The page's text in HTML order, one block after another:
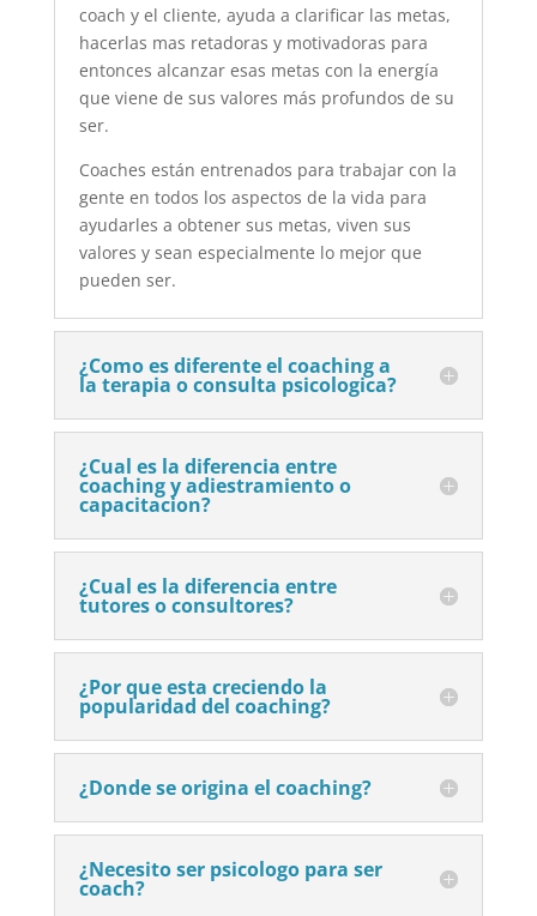
coach y el cliente, ayuda a clarificar las metas,
hacerlas mas retadoras y motivadoras para
entonces alcanzar esas metas con la energía
que viene de sus valores más profundos de su
ser.
Coaches están entrenados para trabajar con la
gente en todos los aspectos de la vida para
ayudarles a obtener sus metas, viven sus
valores y sean especialmente lo mejor que
pueden ser.
¿Como es diferente el coaching a
la terapia o consulta psicologica?
¿Cual es la diferencia entre
coaching y adiestramiento o
capacitacion?
¿Cual es la diferencia entre
tutores o consultores?
¿Por que esta creciendo la
popularidad del coaching?
¿Donde se origina el coaching?
¿Necesito ser psicologo para ser
coach?